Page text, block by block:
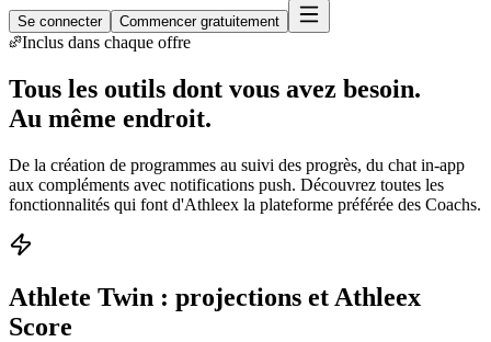
Se connecter Commencer gratuitement
Inclus dans chaque offre
Tous les outils dont vous avez besoin.
Au même endroit.
De la création de programmes au suivi des progrès, du chat in-app
aux compléments avec notifications push. Découvrez toutes les
fonctionnalités qui font d'Athleex la plateforme préférée des Coachs.
Athlete Twin : projections et Athleex
Score